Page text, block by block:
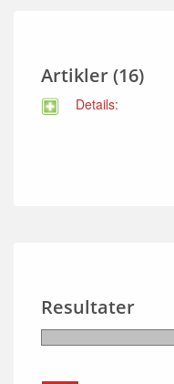
Artikler (16)
Details:
Resultater